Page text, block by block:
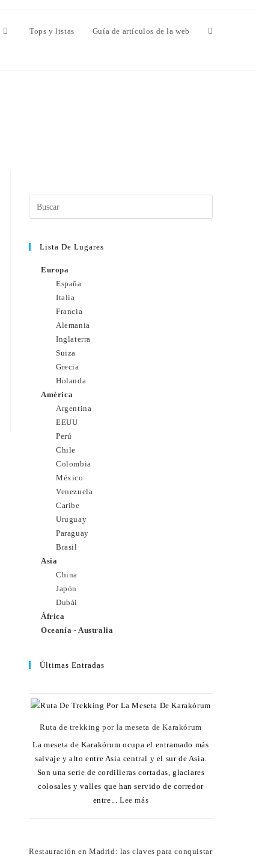
Tops y listas Guía de artículos de la web
Lista De Lugares
Europa
España
Italia
Francia
Alemania
Inglaterra
Suiza
Grecia
Holanda
América
Argentina
EEUU
Perú
Chile
Colombia
México
Venezuela
Caribe
Uruguay
Paraguay
Brasil
Asia
China
Japón
Dubái
África
Oceanía - Australia
Últimas Entradas
Ruta de trekking por la meseta de Karakórum
La meseta de Karakórum ocupa el entramado más
salvaje y alto entre Asia central y el sur de Asia.
Son una serie de cordilleras cortadas, glaciares
colosales y valles que han servido de corredor
entre...Lee más
Restauración en Madrid: las claves para conquistar